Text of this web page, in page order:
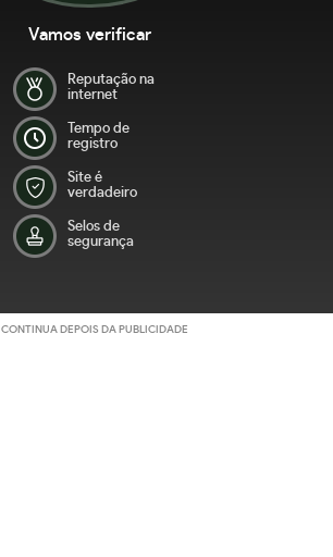
Vamos verificar
Reputação na
internet
Tempo de
registro
Site é
verdadeiro
Selos de
segurança
CONTINUA DEPOIS DA PUBLICIDADE